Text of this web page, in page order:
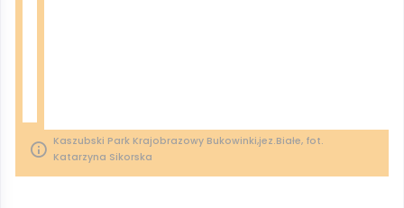
Kaszubski Park Krajobrazowy Bukowinki,jez.Białe, fot.
Katarzyna Sikorska